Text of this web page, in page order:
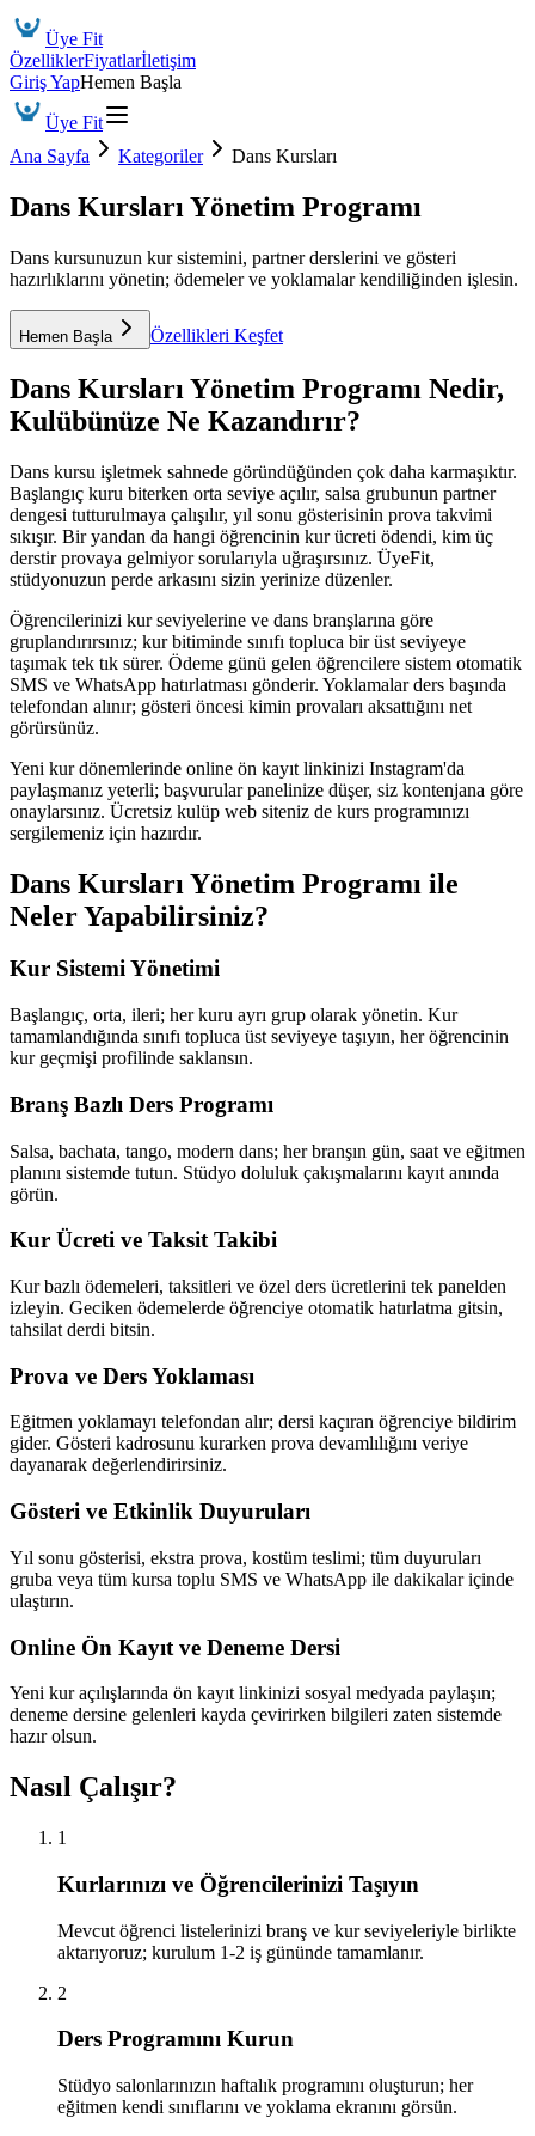
Üye Fit
ÖzelliklerFiyatlarİletişim
Giriş YapHemen Başla
Üye Fit
Ana Sayfa
Kategoriler Dans Kursları
Dans Kursları Yönetim Programı
Dans kursunuzun kur sistemini, partner derslerini ve gösteri
hazırlıklarını yönetin; ödemeler ve yoklamalar kendiliğinden işlesin.
Hemen Başla Özellikleri Keşfet
Dans Kursları Yönetim Programı Nedir,
Kulübünüze Ne Kazandırır?
Dans kursu işletmek sahnede göründüğünden çok daha karmaşıktır.
Başlangıç kuru biterken orta seviye açılır, salsa grubunun partner
dengesi tutturulmaya çalışılır, yıl sonu gösterisinin prova takvimi
sıkışır. Bir yandan da hangi öğrencinin kur ücreti ödendi, kim üç
derstir provaya gelmiyor sorularıyla uğraşırsınız. ÜyeFit,
stüdyonuzun perde arkasını sizin yerinize düzenler.
Öğrencilerinizi kur seviyelerine ve dans branşlarına göre
gruplandırırsınız; kur bitiminde sınıfı topluca bir üst seviyeye
taşımak tek tık sürer. Ödeme günü gelen öğrencilere sistem otomatik
SMS ve WhatsApp hatırlatması gönderir. Yoklamalar ders başında
telefondan alınır; gösteri öncesi kimin provaları aksattığını net
görürsünüz.
Yeni kur dönemlerinde online ön kayıt linkinizi Instagram'da
paylaşmanız yeterli; başvurular panelinize düşer, siz kontenjana göre
onaylarsınız. Ücretsiz kulüp web siteniz de kurs programınızı
sergilemeniz için hazırdır.
Dans Kursları Yönetim Programı ile
Neler Yapabilirsiniz?
Kur Sistemi Yönetimi
Başlangıç, orta, ileri; her kuru ayrı grup olarak yönetin. Kur
tamamlandığında sınıfı topluca üst seviyeye taşıyın, her öğrencinin
kur geçmişi profilinde saklansın.
Branş Bazlı Ders Programı
Salsa, bachata, tango, modern dans; her branşın gün, saat ve eğitmen
planını sistemde tutun. Stüdyo doluluk çakışmalarını kayıt anında
görün.
Kur Ücreti ve Taksit Takibi
Kur bazlı ödemeleri, taksitleri ve özel ders ücretlerini tek panelden
izleyin. Geciken ödemelerde öğrenciye otomatik hatırlatma gitsin,
tahsilat derdi bitsin.
Prova ve Ders Yoklaması
Eğitmen yoklamayı telefondan alır; dersi kaçıran öğrenciye bildirim
gider. Gösteri kadrosunu kurarken prova devamlılığını veriye
dayanarak değerlendirirsiniz.
Gösteri ve Etkinlik Duyuruları
Yıl sonu gösterisi, ekstra prova, kostüm teslimi; tüm duyuruları
gruba veya tüm kursa toplu SMS ve WhatsApp ile dakikalar içinde
ulaştırın.
Online Ön Kayıt ve Deneme Dersi
Yeni kur açılışlarında ön kayıt linkinizi sosyal medyada paylaşın;
deneme dersine gelenleri kayda çevirirken bilgileri zaten sistemde
hazır olsun.
Nasıl Çalışır?
1
Kurlarınızı ve Öğrencilerinizi Taşıyın
Mevcut öğrenci listelerinizi branş ve kur seviyeleriyle birlikte
aktarıyoruz; kurulum 1-2 iş gününde tamamlanır.
2
Ders Programını Kurun
Stüdyo salonlarınızın haftalık programını oluşturun; her
eğitmen kendi sınıflarını ve yoklama ekranını görsün.